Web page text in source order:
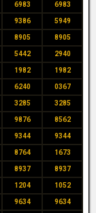
6983 6983
9386 5949
8905 8905
5442 2940
1982 1982
6240 0367
3285 3285
9876 8562
9344 9344
8764 1673
8937 8937
1204 1052
9634 9634